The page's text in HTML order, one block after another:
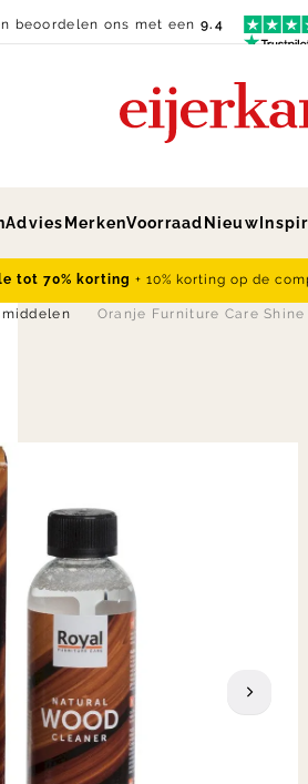
beoordelen ons met een9.4
Advies MerkenVoorraad Nieuw
tot 70% korting + 10% korting op de
Oranje Furniture Care